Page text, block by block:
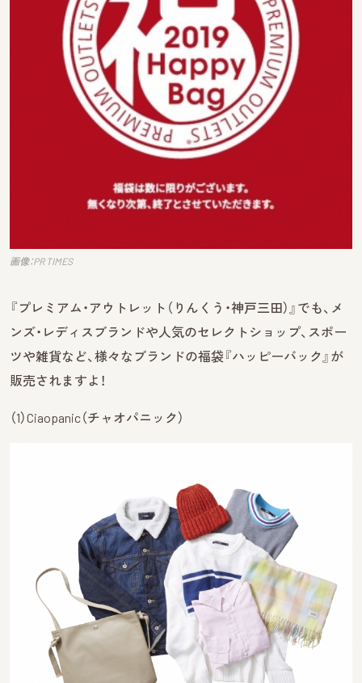
画像：PR TIMES
『プレミアム・アウトレット（りんくう・神戸三田）』でも、メ
ンズ・レディスブランドや人気のセレクトショップ、スポー
ツや雑貨など、様々なブランドの福袋『ハッピーバック』が
販売されますよ！
（1）Ciaopanic（チャオパニック）